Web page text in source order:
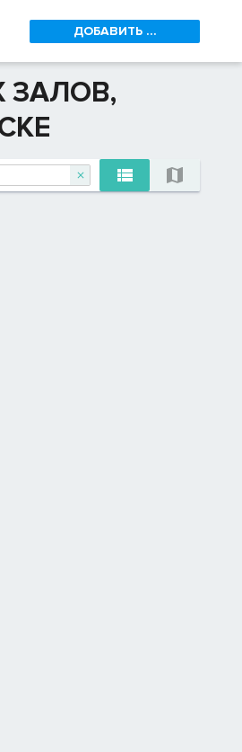
ДОБАВИТЬ ...
ЗАЛОВ,
  